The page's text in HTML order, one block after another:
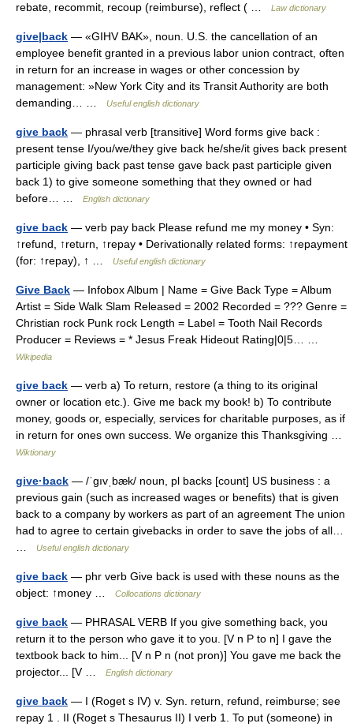
rebate, recommit, recoup (reimburse), reflect ( …
Law dictionary
give|back — «GIHV BAK», noun. U.S. the cancellation of an
employee benefit granted in a previous labor union contract, often
in return for an increase in wages or other concession by
management: »New York City and its Transit Authority are both
demanding… …
Useful english dictionary
give back — phrasal verb [transitive] Word forms give back :
present tense I/you/we/they give back he/she/it gives back present
participle giving back past tense gave back past participle given
back 1) to give someone something that they owned or had
before… …
English dictionary
give back — verb pay back Please refund me my money • Syn:
↑refund, ↑return, ↑repay • Derivationally related forms: ↑repayment
(for: ↑repay), ↑ …
Useful english dictionary
Give Back — Infobox Album | Name = Give Back Type = Album
Artist = Side Walk Slam Released = 2002 Recorded = ??? Genre =
Christian rock Punk rock Length = Label = Tooth Nail Records
Producer = Reviews = * Jesus Freak Hideout Rating|0|5… …
Wikipedia
give back — verb a) To return, restore (a thing to its original
owner or location etc.). Give me back my book! b) To contribute
money, goods or, especially, services for charitable purposes, as if
in return for ones own success. We organize this Thanksgiving …
Wiktionary
give·back — /ˈgıvˌbæk/ noun, pl backs [count] US business : a
previous gain (such as increased wages or benefits) that is given
back to a company by workers as part of an agreement The union
had to agree to certain givebacks in order to save the jobs of all…
Useful english dictionary
give back — phr verb Give back is used with these nouns as the
object: ↑money …
Collocations dictionary
give back — PHRASAL VERB If you give something back, you
return it to the person who gave it to you. [V n P to n] I gave the
textbook back to him... [V n P n (not pron)] You gave me back the
projector... [V …
English dictionary
give back — I (Roget s IV) v. Syn. return, refund, reimburse; see
repay 1 . II (Roget s Thesaurus II) I verb 1. To put (someone) in